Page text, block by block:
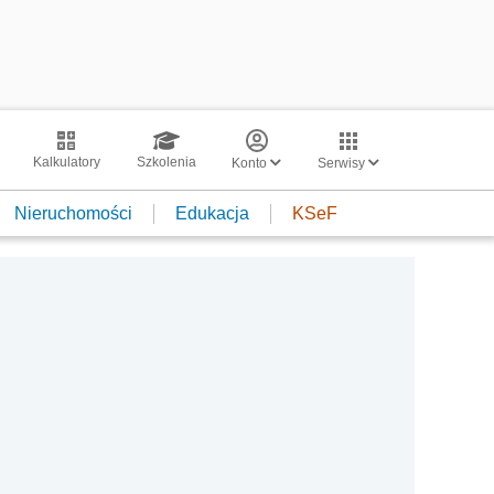
Kalkulatory Szkolenia Konto Serwisy
Nieruchomości Edukacja KSeF